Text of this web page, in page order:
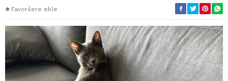
Favorilere ekle